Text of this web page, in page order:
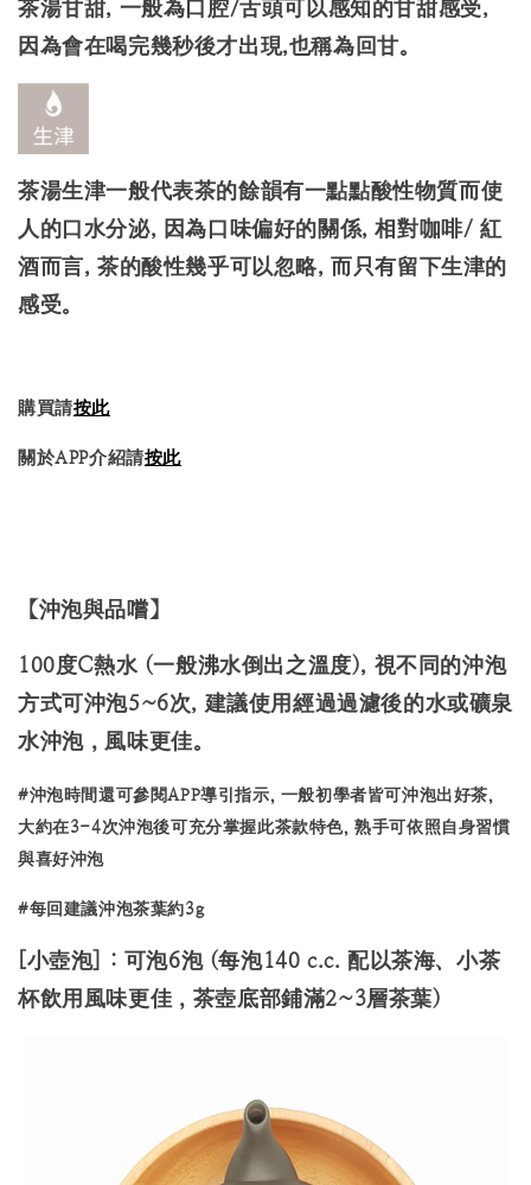
茶湯甘甜, 一般為口腔/舌頭可以感知的甘甜感受,
因為會在喝完幾秒後才出現,也稱為回甘。
茶湯生津一般代表茶的餘韻有一點點酸性物質而使
人的口水分泌, 因為口味偏好的關係, 相對咖啡/ 紅
酒而言, 茶的酸性幾乎可以忽略, 而只有留下生津的
感受。
購買請按此
關於APP介紹請按此
【沖泡與品嚐】
100度C熱水 (一般沸水倒出之溫度), 視不同的沖泡
方式可沖泡5~6次, 建議使用經過過濾後的水或礦泉
水沖泡，風味更佳。
#沖泡時間還可參閱APP導引指示, 一般初學者皆可沖泡出好茶,
大約在3-4次沖泡後可充分掌握此茶款特色, 熟手可依照自身習慣
與喜好沖泡
#每回建議沖泡茶葉約3g
[小壺泡] : 可泡6泡 (每泡140 c.c. 配以茶海、小茶
杯飲用風味更佳，茶壺底部鋪滿2~3層茶葉)